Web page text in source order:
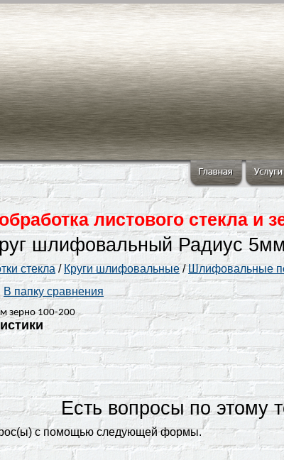
листового стекла и
шлифовальный Радиус
стекла/ Круги шлифовальные/Шлифовальные
В папку сравнения
зерно 100-200
Есть вопросы по этому
с помощью следующей формы.